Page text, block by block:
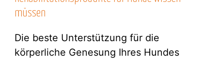
müssen
Die beste Unterstützung für die
körperliche Genesung Ihres Hundes